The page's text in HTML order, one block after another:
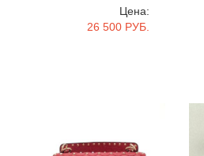
Цена:
26 500 РУБ.